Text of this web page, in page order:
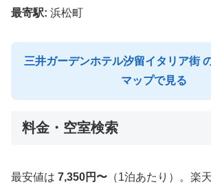
最寄駅: 浜松町
三井ガーデンホテル汐留イタリア街
マップで見る
料金・空室検索
最安値は 7,350円〜 （1泊あたり）。楽